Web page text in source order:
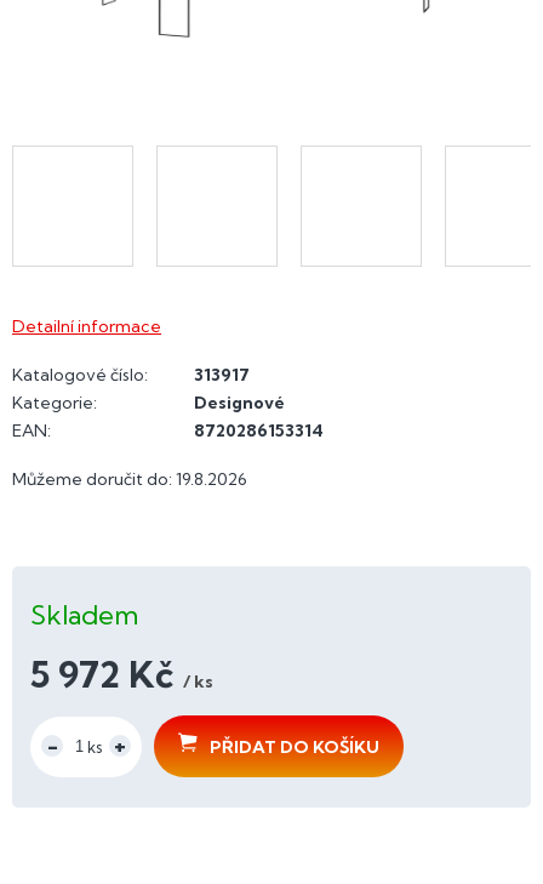
Můžeme doručit do: 19.8.2026
Skladem
5 972 Kč / ks
cena:
PŘIDAT DO KOŠÍKU
Detailní informace
Katalogové číslo:
313917
Kategorie:
Designové
EAN: 8720286153314